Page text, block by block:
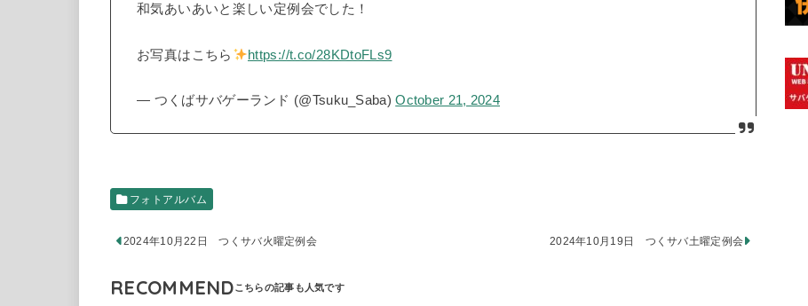
和気あいあいと楽しい定例会でした！
お写真はこちら https://t.co/28KDtoFLs9
— つくばサバゲーランド (@Tsuku_Saba)October 21, 2024
フォトアルバム
2024年10月22日 つくサバ火曜定例会 2024年10月19日 つくサバ土曜定例会
RECOMMEND